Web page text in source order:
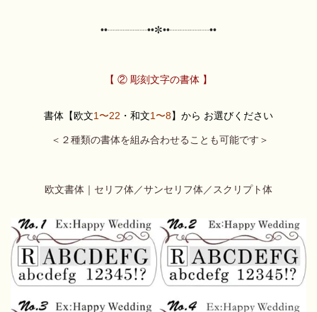
••┈┈┈┈••✼••┈┈┈┈••
【 ② 彫刻文字の書体 】
書体【欧文1〜22 ・和文1〜8】から お選びください
＜２種類の書体を組み合わせることも可能です＞
欧文書体｜セリフ体／サンセリフ体／スクリプト体